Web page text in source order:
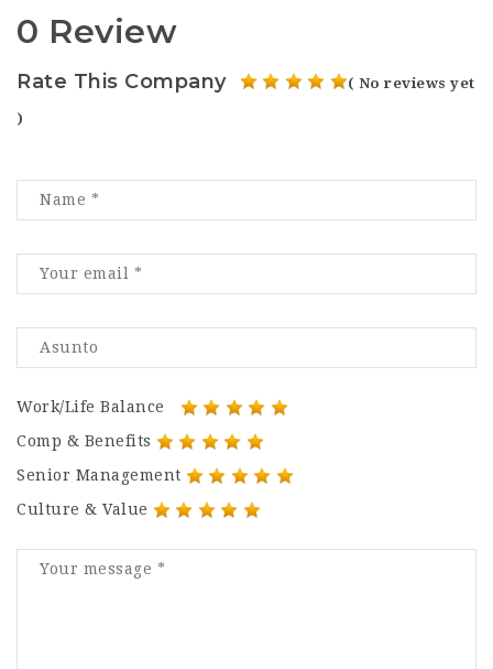
0 Review
Rate This Company ( No reviews yet
)
Work/Life Balance
Comp & Benefits
Senior Management
Culture & Value